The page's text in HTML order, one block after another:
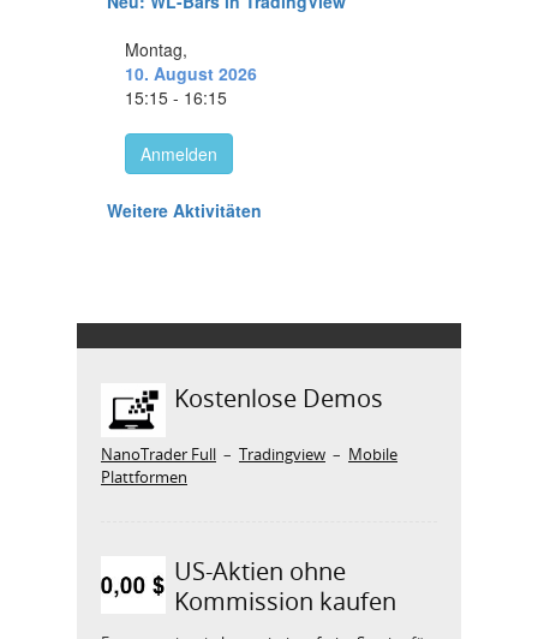
Kostenlose Demos
NanoTrader Full – Tradingview – Mobile
Plattformen
US-Aktien ohne
Kommission kaufen